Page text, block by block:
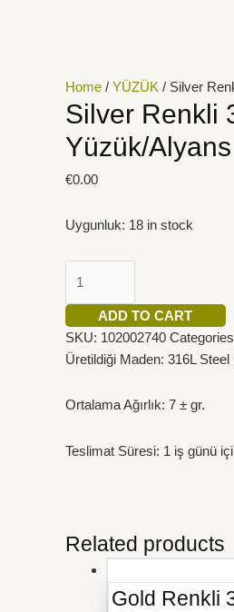
Home / YÜZÜK / Silver
Silver Renkli
Yüzük/
€0.00
Uygunluk: 18 in stock
Çelik
Yüzük/Alyans
(23
quantity
ADD TO CART
SKU: 102002740
Üretildiği Maden: 316L Steel
Ortalama Ağırlık: 7 ± gr.
Teslimat Süresi: 1 iş günü
Related products
Gold Renkli